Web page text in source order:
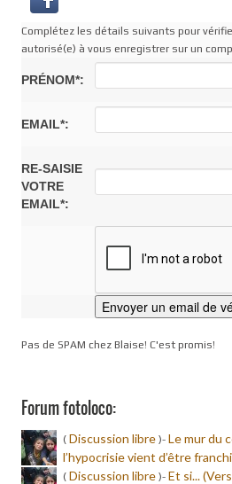
Complétez les détails suivants pour
autorisé(e) à vous enregistrer sur un
PRÉNOM*:
EMAIL*:
RE-SAISIE
VOTRE
EMAIL*:
Pas de SPAM chez Blaise! C'est promis!
Forum fotoloco:
( Discussion libre )- Le mur du
l’hypocrisie vient d’être
( Discussion libre )- Et si...